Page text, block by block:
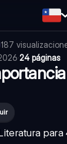
187
·24 páginas
para